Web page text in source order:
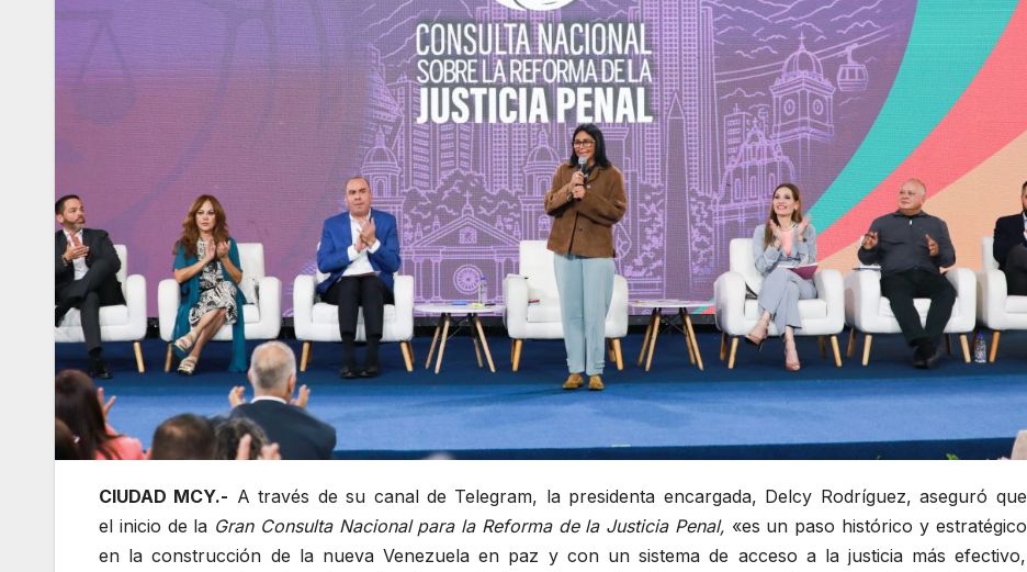
CIUDAD MCY.- A través de su canal de Telegram, la presidenta encargada, Delcy Rodríguez, aseguró que
el inicio de la Gran Consulta Nacional para la Reforma de la Justicia Penal, «es un paso histórico y estratégico
en la construcción de la nueva Venezuela en paz y con un sistema de acceso a la justicia más efectivo,